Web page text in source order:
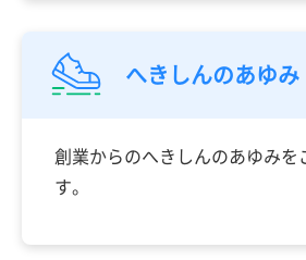
へきしんのあゆみ
創業からのへきしんのあゆみを
す。